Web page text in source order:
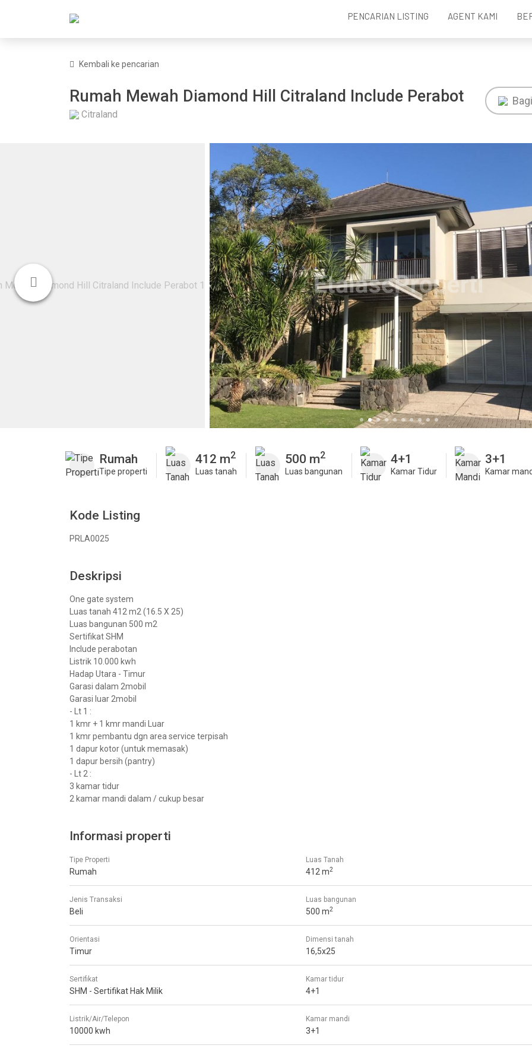
PENCARIAN LISTING AGENT KAMI
Kembali ke pencarian
Rumah Mewah Diamond Hill Citraland Include Perabot
Citraland
Rumah
Tipe properti
412 m2
Luas tanah
500 m2
Luas bangunan
4+1
Kamar Tidur
3+1
Kamar
Kode Listing
PRLA0025
Deskripsi
One gate system
Luas tanah 412 m2 (16.5 X 25)
Luas bangunan 500 m2
Sertifikat SHM
Include perabotan
Listrik 10.000 kwh
Hadap Utara - Timur
Garasi dalam 2mobil
Garasi luar 2mobil
- Lt 1 :
1 kmr + 1 kmr mandi Luar
1 kmr pembantu dgn area service terpisah
1 dapur kotor (untuk memasak)
1 dapur bersih (pantry)
- Lt 2 :
3 kamar tidur
2 kamar mandi dalam / cukup besar
Informasi properti
Tipe Properti
Rumah
Luas Tanah
412 m2
Jenis Transaksi
Beli
Luas bangunan
500 m2
Orientasi
Timur
Dimensi tanah
16,5x25
Sertifikat
SHM - Sertifikat Hak Milik
Kamar tidur
4+1
Listrik/Air/Telepon
10000 kwh
Kamar mandi
3+1